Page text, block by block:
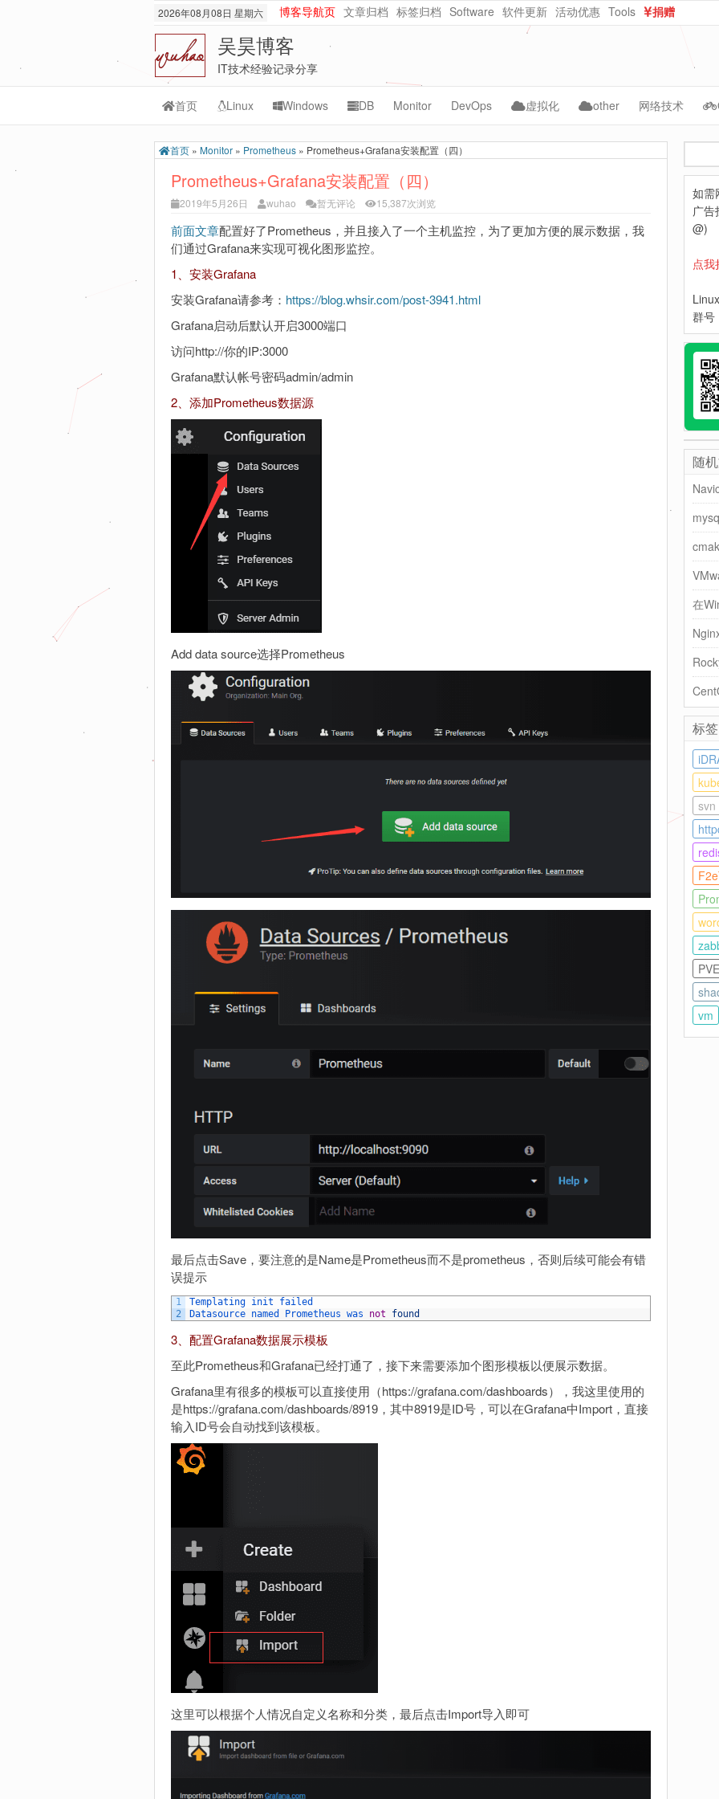
2026年08月08日 星期六 博客导航页 文章归档 标签归档 Software 软件更新 活动优惠 Tools
捐赠
吴昊博客
IT技术经验记录分享
首页 Linux
Transmission
lnmp
git-svn
Windows DB
MySQL
MongoDB
Monitor
Cacti
Grafana
Prometheus
DevOps
Jenkins
ceph
虚拟化
vmware
OpenNebula
other
AI
Website-Data
网络技术
CMS
首页 » Monitor » Prometheus » Prometheus+Grafana安装配置（四）
Prometheus+Grafana安装配置（四）
2019年5月26日 wuhao 暂无评论 15,387次浏览
前面文章配置好了Prometheus，并且接入了一个主机监控，为了更加方便的展示数据，我
们通过Grafana来实现可视化图形监控。
1、安装Grafana
安装Grafana请参考： https://blog.whsir.com/post-3941.html
Grafana启动后默认开启3000端口
访问http://你的IP:3000
Grafana默认帐号密码admin/admin
2、添加Prometheus数据源
Add data source选择Prometheus
最后点击Save，要注意的是Name是Prometheus而不是prometheus，否则后续可能会有错
误提示
1
2
Templating init failed
Datasource named Prometheus was not found
3、配置Grafana数据展示模板
至此Prometheus和Grafana已经打通了，接下来需要添加个图形模板以便展示数据。
Grafana里有很多的模板可以直接使用（https://grafana.com/dashboards），我这里使用的
是https://grafana.com/dashboards/8919，其中8919是ID号，可以在Grafana中Import，直接
输入ID号会自动找到该模板。
这里可以根据个人情况自定义名称和分类，最后点击Import导入即可
索
如需
广告
@)
点我
群号
随
标签
svn
PVE
vm